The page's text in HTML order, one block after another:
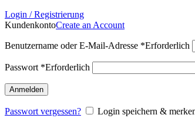
Login / Registrierung
KundenkontoCreate an Account
Benutzername oder E-Mail-Adresse *Erforderlich
Passwort *Erforderlich
Anmelden
Passwort vergessen?
Login speichern &